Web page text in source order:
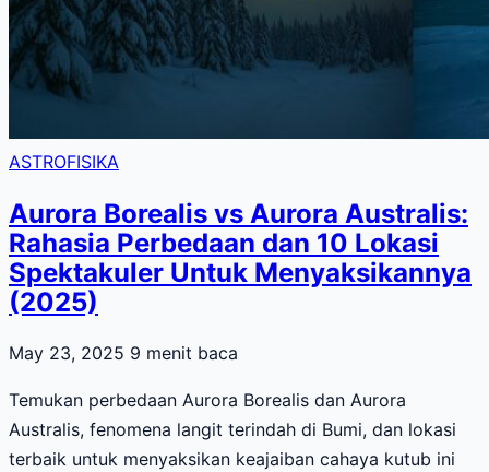
ASTROFISIKA
Aurora Borealis vs Aurora Australis:
Rahasia Perbedaan dan 10 Lokasi
Spektakuler Untuk Menyaksikannya
(2025)
May 23, 2025 9 menit baca
Temukan perbedaan Aurora Borealis dan Aurora
Australis, fenomena langit terindah di Bumi, dan lokasi
terbaik untuk menyaksikan keajaiban cahaya kutub ini